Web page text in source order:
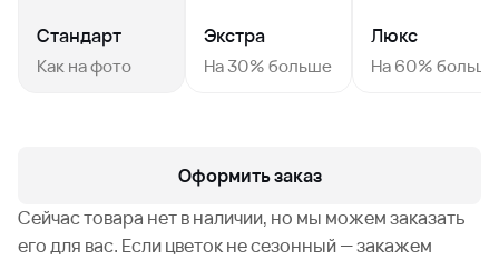
Стандарт
Как на фото
Экстра
На 30% больше
Люкс
На 60% больше
Оформить заказ
Сейчас товара нет в наличии, но мы можем заказать
его для вас. Если цветок не сезонный — закажем